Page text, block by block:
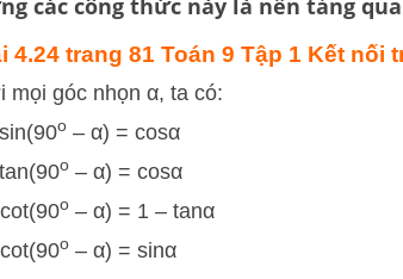
các công thức này là nền tảng
4.24 trang 81 Toán 9 Tập 1 Kết nối
mọi góc nhọn α, ta có:
o – α) = cosα
o – α) = cosα
o – α) = 1 – tanα
o – α) = sinα